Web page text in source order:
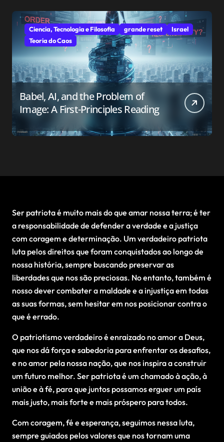
Ciencia, Tecnologia e Filosofia grande reset
Israel
Teoria do Caos
Babel, AI, and the Problem of
Image: A First-Principles Reading
Ser patriota é muito mais do que amar nossa terra; é ter
a responsabilidade de defender a verdade e a justiça
com coragem e determinação. Um verdadeiro patriota
luta pelos direitos que foram conquistados ao longo de
nossa história, sempre buscando preservar as
liberdades que nos são preciosas. No entanto, também é
nosso dever combater a maldade e a injustiça em todas
as suas formas, sem hesitar em nos posicionar contra o
que é errado.
O patriotismo verdadeiro é enraizado no amor a Deus,
que nos dá força e sabedoria para enfrentar os desafios,
e no amor pela nossa nação, que nos inspira a construir
um futuro melhor. Ser patriota é um chamado à ação, à
união e à fé, para que juntos possamos erguer um país
mais justo, mais forte e mais próspero para todos.
Com coragem, fé e esperança, seguimos nessa luta,
sempre guiados pelos valores que nos tornam uma